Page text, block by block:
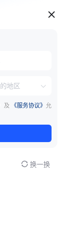
服务推荐
及 《服务协议》 允
换一换